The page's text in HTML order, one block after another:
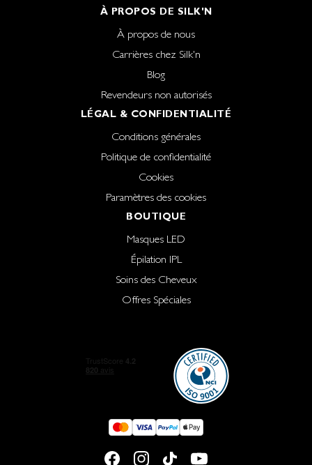
À PROPOS DE SILK'N
À propos de nous
Carrières chez Silk'n
Blog
Revendeurs non autorisés
LÉGAL & CONFIDENTIALITÉ
Conditions générales
Politique de confidentialité
Cookies
Paramètres des cookies
BOUTIQUE
Masques LED
Épilation IPL
Soins des Cheveux
Offres Spéciales